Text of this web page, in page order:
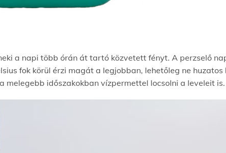
a napi több órán át tartó közvetett fényt. A perzselő
fok körül érzi magát a legjobban, lehetőleg ne
melegebb időszakokban vízpermettel locsolni a leveleit is.